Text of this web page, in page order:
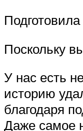
Поскольку
У нас есть
историю
благодаря
Даже самое